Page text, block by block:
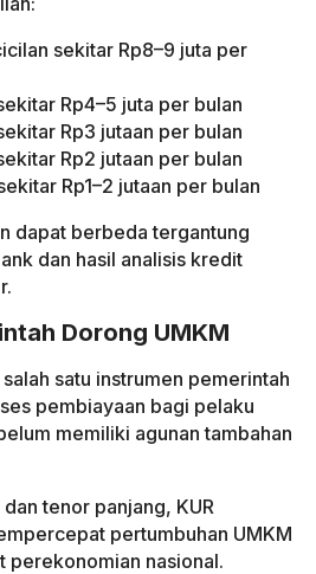
sekitar Rp8–9 juta per
Rp4–5 juta per bulan
Rp3 jutaan per bulan
Rp2 jutaan per bulan
Rp1–2 jutaan per bulan
dapat berbeda tergantung
dan hasil analisis kredit
Dorong UMKM
satu instrumen pemerintah
pembiayaan bagi pelaku
memiliki agunan tambahan
tenor panjang, KUR
pertumbuhan UMKM
perekonomian nasional.